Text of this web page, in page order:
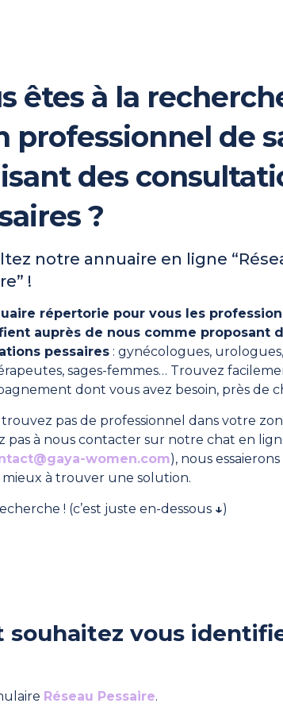
êtes à la
professionnel de
des
?
notre annuaire en ligne
!
répertorie pour vous les
auprès de nous comme proposant
pessaires : gynécologues, urologues,
sages-femmes… Trouvez
dont vous avez besoin, près de
pas de professionnel dans votre
pas à nous contacter sur notre chat en
women.com), nous
mieux à trouver une solution.
! (c’est juste en-dessous ↓)
souhaitez vous
Réseau Pessaire.